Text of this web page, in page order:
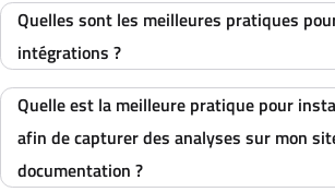
Quelles sont les meilleures pratiques
intégrations ?
Quelle est la meilleure pratique pour
afin de capturer des analyses sur mon
documentation ?